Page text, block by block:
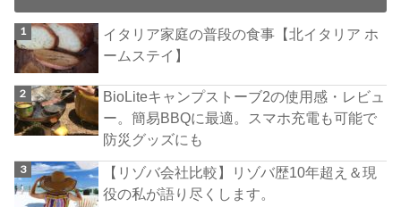
イタリア家庭の普段の食事【北イタリア ホ
ームステイ】
BioLiteキャンプストーブ2の使用感・レビュ
ー。簡易BBQに最適。スマホ充電も可能で
防災グッズにも
【リゾバ会社比較】リゾバ歴10年超え＆現
役の私が語り尽くします。